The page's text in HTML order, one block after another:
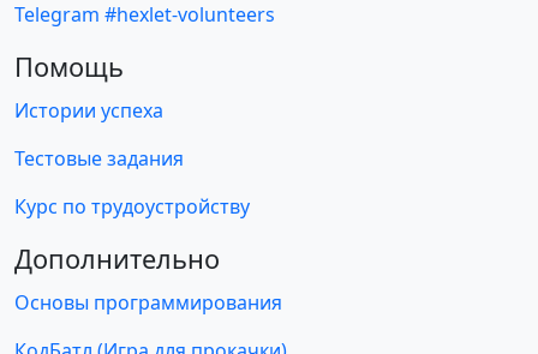
Telegram #hexlet-volunteers
Помощь
Истории успеха
Тестовые задания
Курс по трудоустройству
Дополнительно
Основы программирования